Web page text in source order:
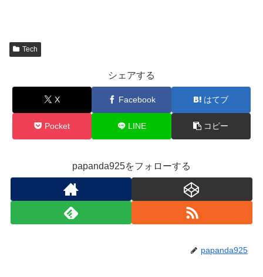
Tech
シェアする
X Facebook はてブ
Pocket LINE コピー
papanda925をフォローする
papanda925